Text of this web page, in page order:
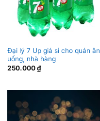
Đại lý 7 Up giá sỉ cho quán ăn
uống, nhà hàng
250.000₫